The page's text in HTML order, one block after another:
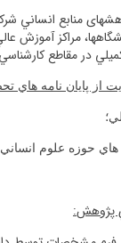
منابع انساني
مراكز آموزش
در مقاطع كارشناسي
از پايان نامه هاي
حوزه علوم
پژوهش: